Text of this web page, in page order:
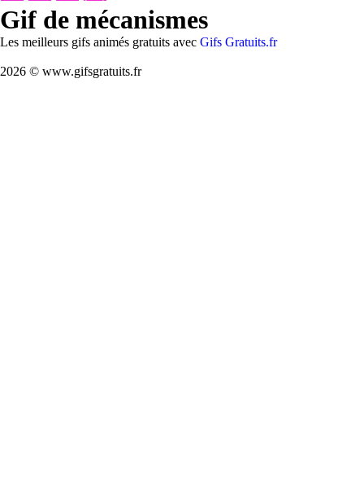
Gif de mécanismes
Les meilleurs gifs animés gratuits avec Gifs Gratuits.fr
2026 © www.gifsgratuits.fr